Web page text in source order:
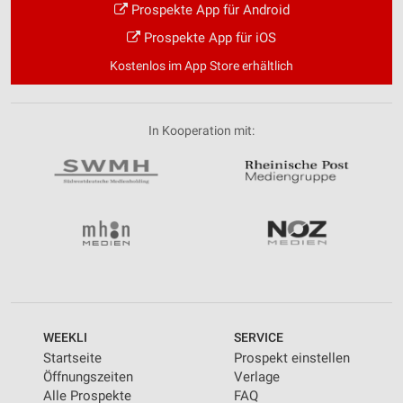
Prospekte App für Android
Prospekte App für iOS
Kostenlos im App Store erhältlich
In Kooperation mit:
WEEKLI
Startseite
Öffnungszeiten
Alle Prospekte
SERVICE
Prospekt einstellen
Verlage
FAQ
Verwendung von Profilen zur Auswahl
Messung der Werbeleistung
Analyse von Zielgruppen durch Statistiken oder
Quellen
Verwendung reduzierter Daten zur Auswahl von
Informationen identifizieren
Nicht-IAB-Verarbeitungszwecke: